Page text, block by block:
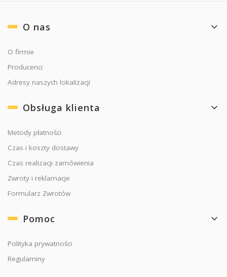
Linki w stopce
O nas
O firmie
Producenci
Adresy naszych lokalizacji
Obsługa klienta
Metody płatności
Czas i koszty dostawy
Czas realizacji zamówienia
Zwroty i reklamacje
Formularz Zwrotów
Pomoc
Polityka prywatności
Regulaminy